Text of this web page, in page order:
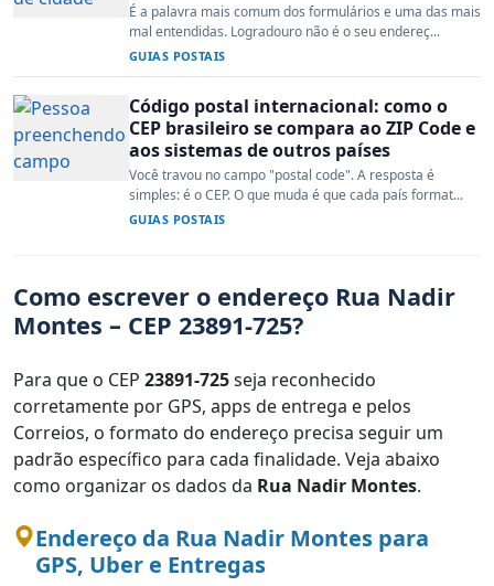
É a palavra mais comum dos formulários e uma das mais
mal entendidas. Logradouro não é o seu endereç...
GUIAS POSTAIS
Código postal internacional: como o
CEP brasileiro se compara ao ZIP Code e
aos sistemas de outros países
Você travou no campo "postal code". A resposta é
simples: é o CEP. O que muda é que cada país format...
GUIAS POSTAIS
Como escrever o endereço Rua Nadir
Montes – CEP 23891-725?
Para que o CEP 23891-725seja reconhecido
corretamente por GPS, apps de entrega e pelos
Correios, o formato do endereço precisa seguir um
padrão específico para cada finalidade. Veja abaixo
como organizar os dados da Rua Nadir Montes.
Endereço da Rua Nadir Montes para
GPS, Uber e Entregas